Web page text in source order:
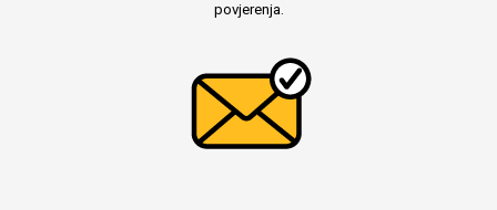
povjerenja.
Obiteljski motivi